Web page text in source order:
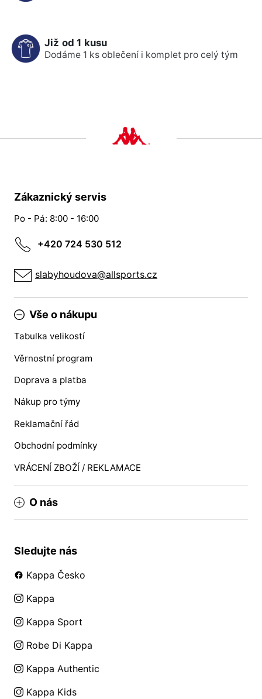
Již od 1 kusu
Dodáme 1 ks oblečení i komplet pro celý tým
Zákaznický servis
Po - Pá: 8:00 - 16:00
+420 724 530 512
slabyhoudova@allsports.cz
Vše o nákupu
Tabulka velikostí
Věrnostní program
Doprava a platba
Nákup pro týmy
Reklamační řád
Obchodní podmínky
VRÁCENÍ ZBOŽÍ / REKLAMACE
O nás
Sledujte nás
Kappa Česko
Kappa
Kappa Sport
Robe Di Kappa
Kappa Authentic
Kappa Kids